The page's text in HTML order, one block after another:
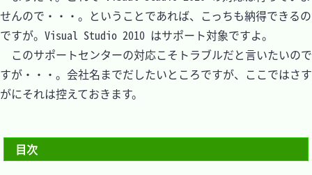
せんので・・・。ということであれば、こっちも納得できるの
ですが。Visual Studio 2010 はサポート対象ですよ。
このサポートセンターの対応こそトラブルだと言いたいので
すが・・・。会社名までだしたいところですが、ここではさす
がにそれは控えておきます。
目次